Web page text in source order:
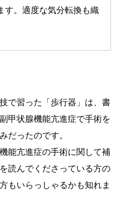
す。適度な気分転換も織
で習った「歩行器」は、書
甲状腺機能亢進症で手術を
だったのです。
能亢進症の手術に関して補
読んでくださっている方の
もいらっしゃるかも知れま